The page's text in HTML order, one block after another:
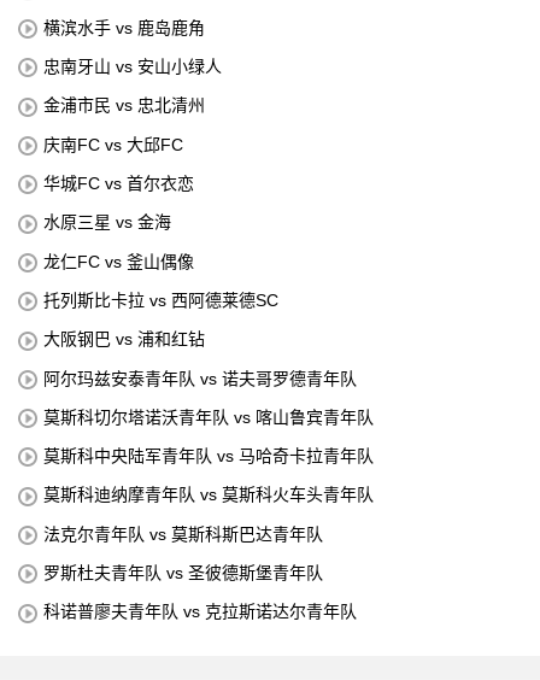
横滨水手 vs 鹿岛鹿角
忠南牙山 vs 安山小绿人
金浦市民 vs 忠北清州
庆南FC vs 大邱FC
华城FC vs 首尔衣恋
水原三星 vs 金海
龙仁FC vs 釜山偶像
托列斯比卡拉 vs 西阿德莱德SC
大阪钢巴 vs 浦和红钻
阿尔玛兹安泰青年队 vs 诺夫哥罗德青年队
莫斯科切尔塔诺沃青年队 vs 喀山鲁宾青年队
莫斯科中央陆军青年队 vs 马哈奇卡拉青年队
莫斯科迪纳摩青年队 vs 莫斯科火车头青年队
法克尔青年队 vs 莫斯科斯巴达青年队
罗斯杜夫青年队 vs 圣彼德斯堡青年队
科诺普廖夫青年队 vs 克拉斯诺达尔青年队